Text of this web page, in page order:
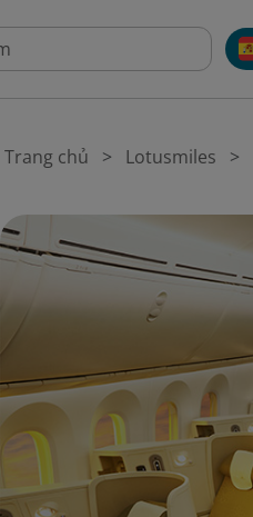
Trang chủ Lotusmiles